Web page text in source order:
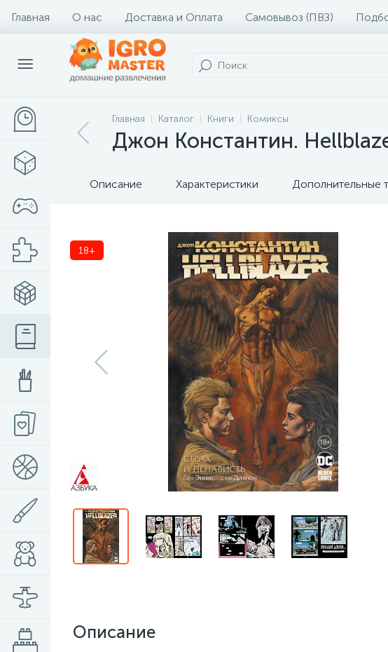
Главная О нас Доставка и Оплата Самовывоз (ПВЗ)
Главная Каталог Книги Комиксы
Джон Константин.
Описание Характеристики Дополнительные
18+
Описание